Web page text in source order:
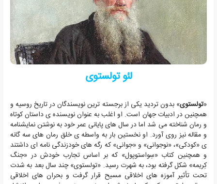
لئو تولستوی
«تولستوی» بدون تردید یکی از برجسته ترین نویسندگان در تاریخ روسیه و
همچنین در ادبیات جهان است. او اغلب به عنوان نویسنده ی داستان کوتاه
و رمان شناخته می شد اما در سال های پایانی عمر خود به نوشتن نمایشنامه
و مقاله نیز روی آورد. او نخستین بار به واسطه ی خلق رمان های سه گانه
ی «کودکی»، «نوجوانی» و «جوانی» که رگه های خودزندگی نامه ای داشتند
و همچنین کتاب «سِواستوپول» که بر اساس تجارب خودش در «جنگ
کِریمه» شکل گرفته بود، به شهرت رسید. «تولستوی» چند سال بعد به شدت
تحت تأثیر آموزه های اخلاقی مسیح قرار گرفت و بحران های اخلاقی